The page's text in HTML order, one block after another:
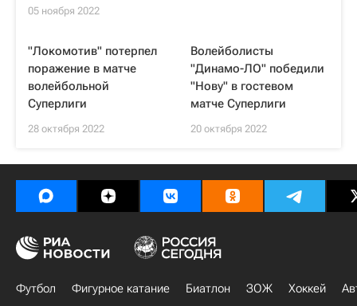
05 ноября 2022
"Локомотив" потерпел
поражение в матче
волейбольной
Суперлиги
28 октября 2022
Волейболисты
"Динамо-ЛО" победили
"Нову" в гостевом
матче Суперлиги
20 октября 2022
Футбол Фигурное катание Биатлон ЗОЖ Хоккей